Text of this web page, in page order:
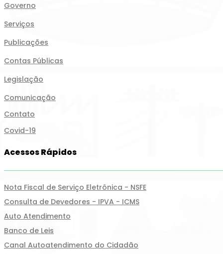
Governo
Serviços
Publicações
Contas Públicas
Legislação
Comunicação
Contato
Covid-19
Acessos Rápidos
Nota Fiscal de Serviço Eletrônica - NSFE
Consulta de Devedores - IPVA - ICMS
Auto Atendimento
Banco de Leis
Canal Autoatendimento do Cidadão